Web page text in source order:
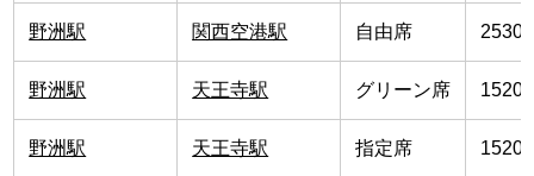
野洲駅 関西空港駅 自由席 2530
野洲駅 天王寺駅 グリーン席 1520
野洲駅 天王寺駅 指定席 1520